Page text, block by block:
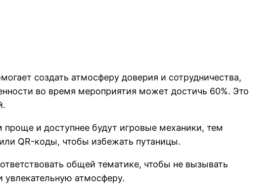
создать атмосферу доверия и сотрудничества,
во время мероприятия может достичь 60%. Это
и доступнее будут игровые механики, тем
QR-коды, чтобы избежать путаницы.
общей тематике, чтобы не вызывать
атмосферу.